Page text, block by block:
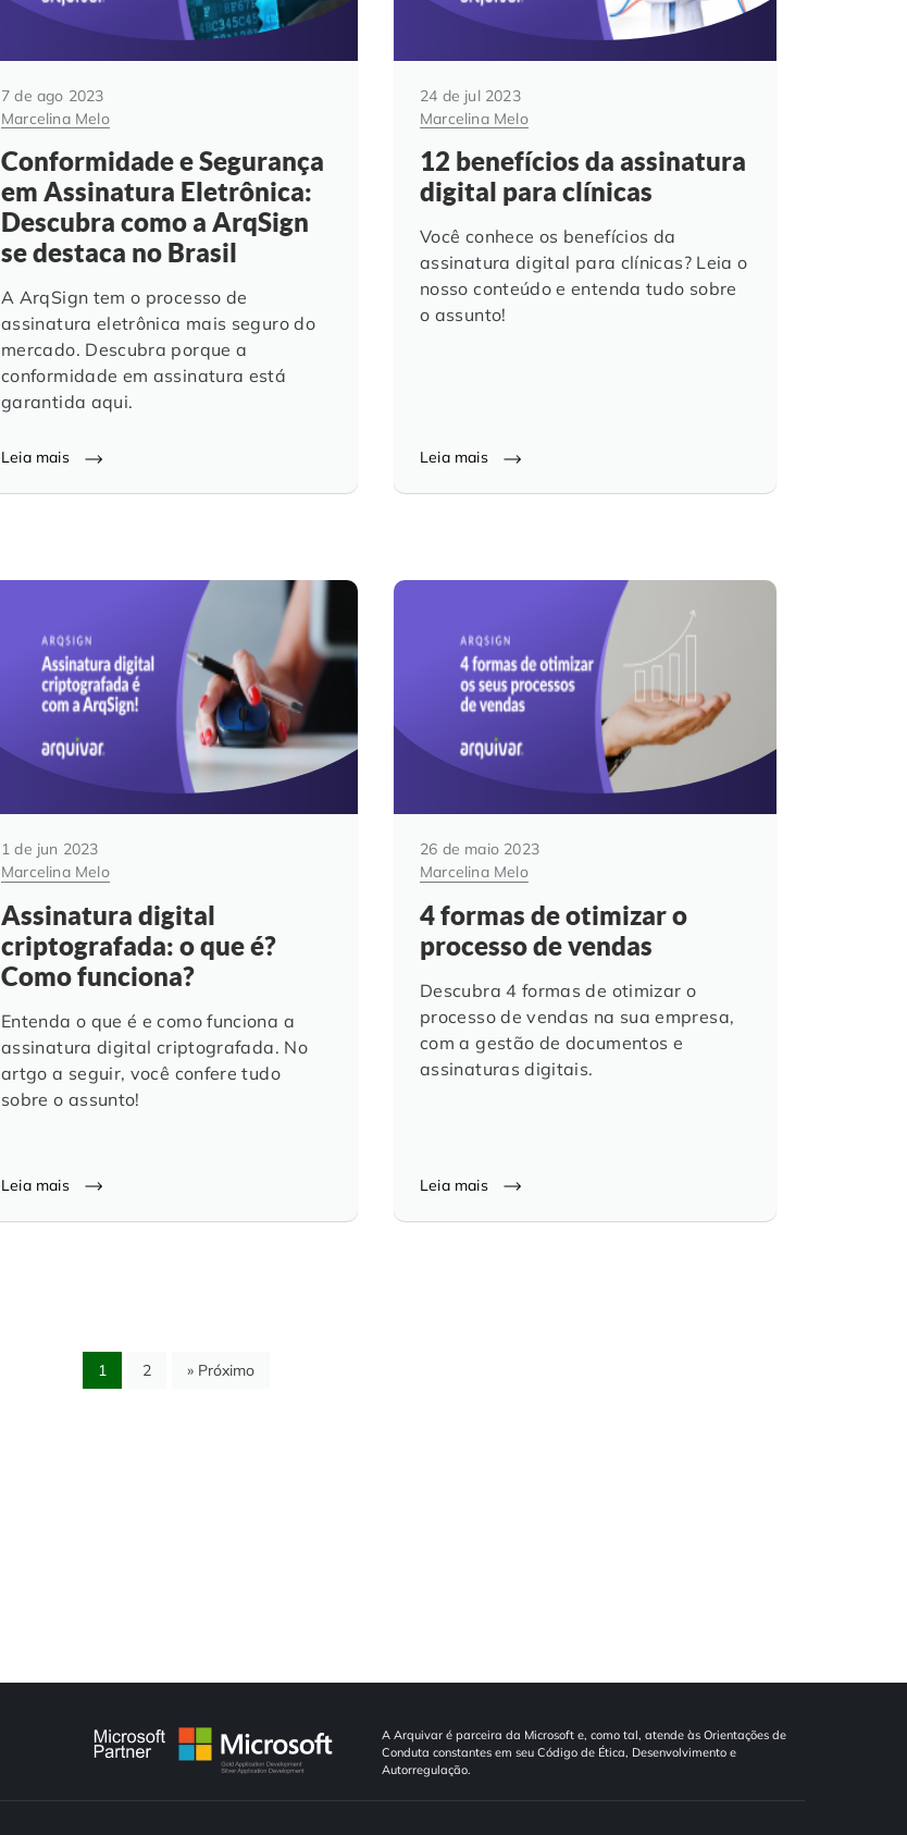
7 de ago 2023
Marcelina Melo
Conformidade e Segurança
em Assinatura Eletrônica:
Descubra como a ArqSign
se destaca no Brasil
A ArqSign tem o processo de
assinatura eletrônica mais seguro do
mercado. Descubra porque a
conformidade em assinatura está
garantida aqui.
Leia mais
24 de jul 2023
Marcelina Melo
12 benefícios da assinatura
digital para clínicas
Você conhece os benefícios da
assinatura digital para clínicas? Leia o
nosso conteúdo e entenda tudo sobre
o assunto!
Leia mais
1 de jun 2023
Marcelina Melo
Assinatura digital
criptografada: o que é?
Como funciona?
Entenda o que é e como funciona a
assinatura digital criptografada. No
artgo a seguir, você confere tudo
sobre o assunto!
Leia mais
26 de maio 2023
Marcelina Melo
4 formas de otimizar o
processo de vendas
Descubra 4 formas de otimizar o
processo de vendas na sua empresa,
com a gestão de documentos e
assinaturas digitais.
Leia mais
1 2 » Próximo
A Arquivar é parceira da Microsoft e, como tal, atende às Orientações de
Conduta constantes em seu Código de Ética, Desenvolvimento e
Autorregulação.